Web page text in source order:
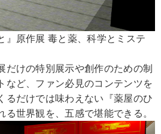
』原作展 毒と薬、科学とミステ
だけの特別展示や創作のための制
など、ファン必見のコンテンツを
るだけでは味わえない『薬屋のひ
る世界観を、五感で堪能できる。